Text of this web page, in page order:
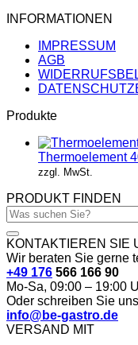
INFORMATIONEN
IMPRESSUM
AGB
Produkte
Thermoelement
zzgl. MwSt.
PRODUKT FINDEN
Suchen
nach:
KONTAKTIEREN SIE
Wir beraten Sie gerne
+49 176 566 166 90
Mo-Sa, 09:00 – 19:00
Oder schreiben Sie
info@be-gastro.de
VERSAND MIT